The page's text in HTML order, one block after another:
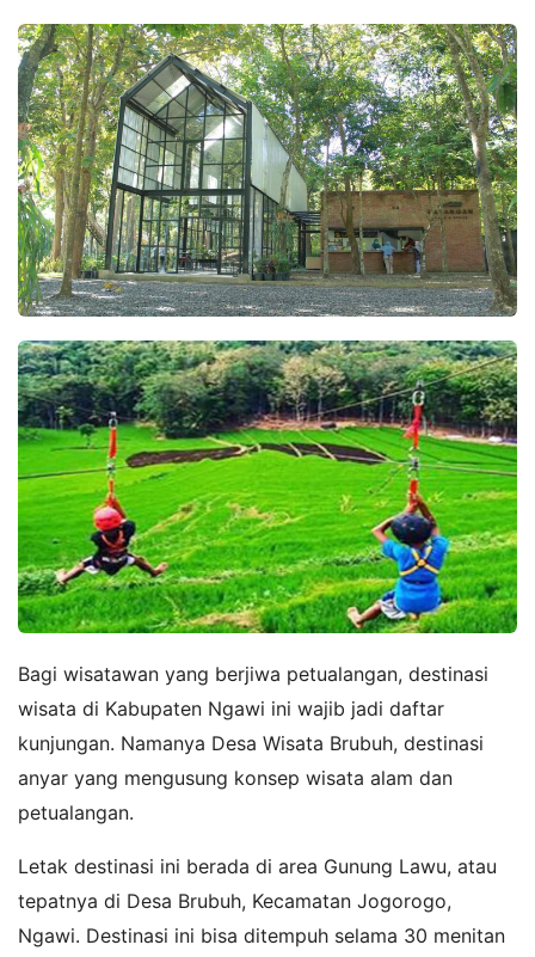
Bagi wisatawan yang berjiwa petualangan, destinasi
wisata di Kabupaten Ngawi ini wajib jadi daftar
kunjungan. Namanya Desa Wisata Brubuh, destinasi
anyar yang mengusung konsep wisata alam dan
petualangan.
Letak destinasi ini berada di area Gunung Lawu, atau
tepatnya di Desa Brubuh, Kecamatan Jogorogo,
Ngawi. Destinasi ini bisa ditempuh selama 30 menitan